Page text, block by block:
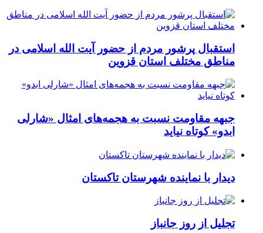
استقبال پرشور مردم از حضور آیت الله اسلامی در
مناطق مختلف استان قزوین
جبهه مقاومت نسبت به هجمه‌های امثال «شارلی
ابدو» کوتاه نیاید
دیدار با نماینده شهرستان تاکستان
تجلیل از روز جانباز